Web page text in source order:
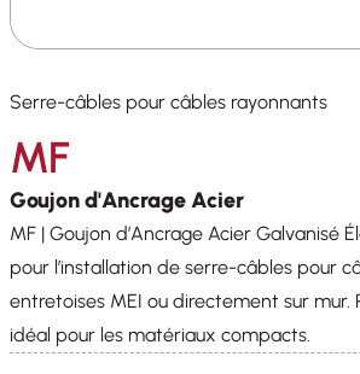
Serre-câbles pour câbles rayonnants
MF
Goujon d'Ancrage Acier
MF | Goujon d’Ancrage Acier Galvanisé
pour l’installation de serre-câbles pour
entretoises MEI ou directement sur mur.
idéal pour les matériaux compacts.